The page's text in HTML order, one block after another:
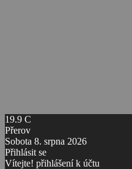
19.9 C
Přerov
Sobota 8. srpna 2026
Přihlásit se
Vítejte! přihlášení k účtu